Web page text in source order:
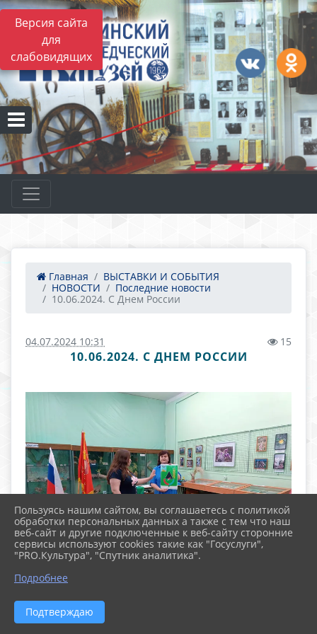
Версия сайта
для
слабовидящих
Главная
ВЫСТАВКИ И СОБЫТИЯ
НОВОСТИ
Последние новости
10.06.2024. С Днем России
04.07.2024 10:31 15
10.06.2024. С ДНЕМ РОССИИ
Пользуясь нашим сайтом, вы соглашаетесь с политикой
обработки персональных данных а также с тем что наш
веб-сайт и другие подключенные к веб-сайту сторонние
сервисы используют cookies такие как "Госуслуги",
"PRO.Культура", "Спутник аналитика".
Подробнее
Подтверждаю